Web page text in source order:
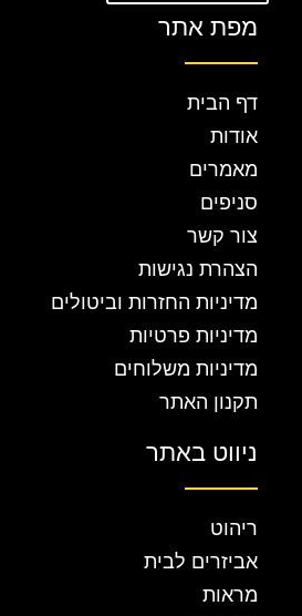
מפת אתר
דף הבית
אודות
מאמרים
סניפים
צור קשר
הצהרת נגישות
מדיניות החזרות וביטולים
מדיניות פרטיות
מדיניות משלוחים
תקנון האתר
ניווט באתר
ריהוט
אביזרים לבית
מראות